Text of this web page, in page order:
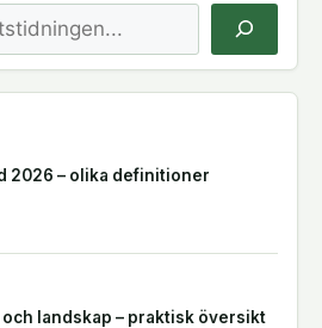
2026 – olika definitioner
landskap – praktisk översikt